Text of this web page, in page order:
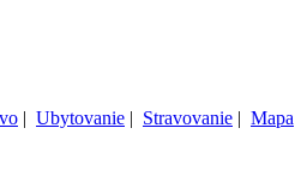
| Ubytovanie | Stravovanie | Mapa